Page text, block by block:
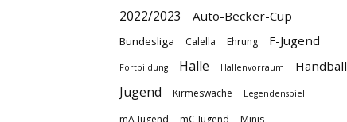
2022/2023 Auto-Becker-Cup
Bundesliga Calella Ehrung F-Jugend
Fortbildung Halle Hallenvorraum Handball
Jugend Kirmeswache Legendenspiel
mA-Jugend mC-Jugend Minis